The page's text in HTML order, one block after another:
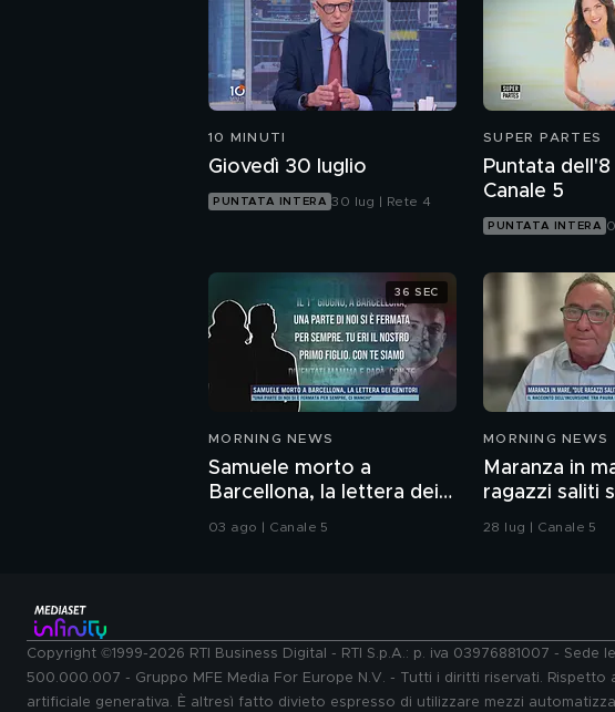
10 MINUTI
Giovedì 30 luglio
PUNTATA INTERA 30 lug | Rete 4
SUPER PARTES
Puntata
Canale 5
PUNTATA INTERA
MORNING NEWS
Samuele morto a
Barcellona, la lettera dei
genitori
03 ago | Canale 5
36 SEC
MORNING NEWS
Maranza in
ragazzi saliti
barca
28 lug | Canale 5
Copyright ©1999-2026 RTI Business Digital - RTI S.p.A.: p. iva 03976881007 -
500.000.007 - Gruppo MFE Media For Europe N.V. - Tutti i diritti riservati.
artificiale generativa. È altresì fatto divieto espresso di utilizzare mezzi